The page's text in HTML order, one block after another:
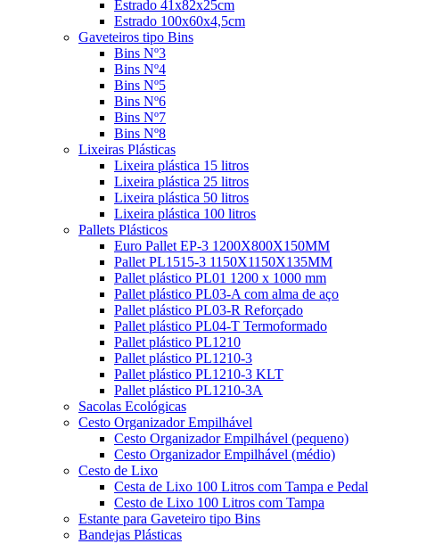
Estrado 41x82x25cm
Estrado 100x60x4,5cm
Gaveteiros tipo Bins
Bins Nº3
Bins Nº4
Bins Nº5
Bins Nº6
Bins Nº7
Bins Nº8
Lixeiras Plásticas
Lixeira plástica 15 litros
Lixeira plástica 25 litros
Lixeira plástica 50 litros
Lixeira plástica 100 litros
Pallets Plásticos
Euro Pallet EP-3 1200X800X150MM
Pallet PL1515-3 1150X1150X135MM
Pallet plástico PL01 1200 x 1000 mm
Pallet plástico PL03-A com alma de aço
Pallet plástico PL03-R Reforçado
Pallet plástico PL04-T Termoformado
Pallet plástico PL1210
Pallet plástico PL1210-3
Pallet plástico PL1210-3 KLT
Pallet plástico PL1210-3A
Sacolas Ecológicas
Cesto Organizador Empilhável
Cesto Organizador Empilhável (pequeno)
Cesto Organizador Empilhável (médio)
Cesto de Lixo
Cesta de Lixo 100 Litros com Tampa e Pedal
Cesto de Lixo 100 Litros com Tampa
Estante para Gaveteiro tipo Bins
Bandejas Plásticas